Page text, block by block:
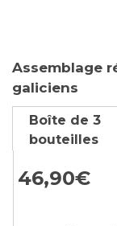
to
the
beginning
the
images
gallery
Assemblage
galiciens
Boîte de 3
bouteilles
46,90€